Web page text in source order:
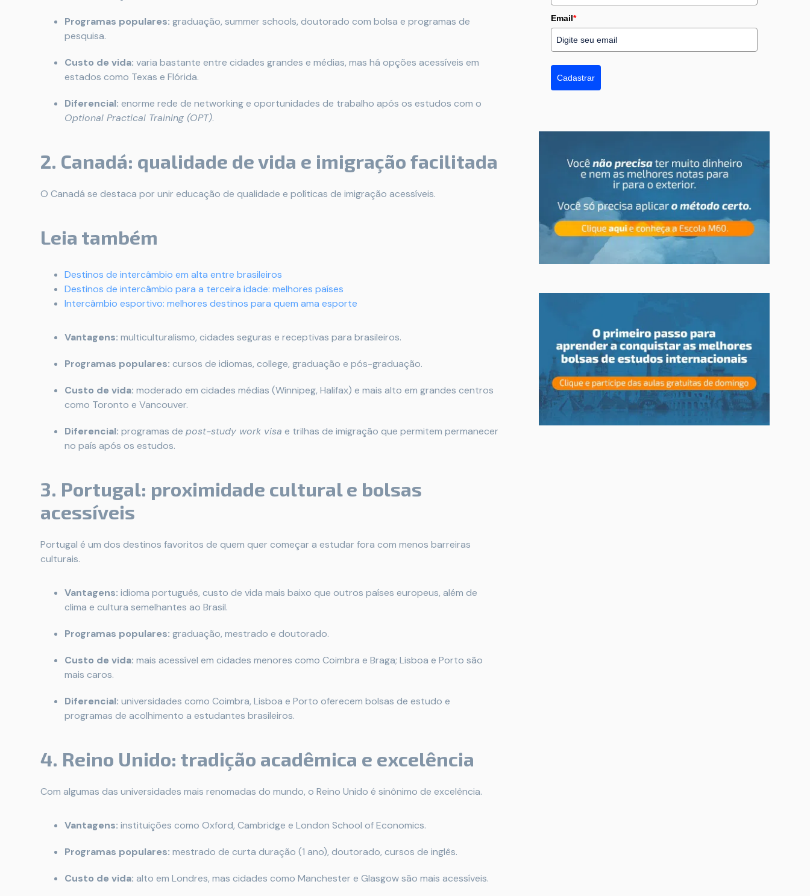
Programas populares: graduação, summer schools, doutorado com bolsa e programas de
pesquisa.
Custo de vida: varia bastante entre cidades grandes e médias, mas há opções acessíveis em
estados como Texas e Flórida.
Diferencial: enorme rede de networking e oportunidades de trabalho após os estudos com o
Optional Practical Training (OPT).
2. Canadá: qualidade de vida e imigração facilitada
O Canadá se destaca por unir educação de qualidade e políticas de imigração acessíveis.
Leia também
Destinos de intercâmbio em alta entre brasileiros
Destinos de intercâmbio para a terceira idade: melhores países
Intercâmbio esportivo: melhores destinos para quem ama esporte
Vantagens: multiculturalismo, cidades seguras e receptivas para brasileiros.
Programas populares: cursos de idiomas, college, graduação e pós-graduação.
Custo de vida: moderado em cidades médias (Winnipeg, Halifax) e mais alto em grandes centros
como Toronto e Vancouver.
Diferencial: programas de post-study work visa e trilhas de imigração que permitem permanecer
no país após os estudos.
3. Portugal: proximidade cultural e bolsas
acessíveis
Portugal é um dos destinos favoritos de quem quer começar a estudar fora com menos barreiras
culturais.
Vantagens: idioma português, custo de vida mais baixo que outros países europeus, além de
clima e cultura semelhantes ao Brasil.
Programas populares: graduação, mestrado e doutorado.
Custo de vida: mais acessível em cidades menores como Coimbra e Braga; Lisboa e Porto são
mais caros.
Diferencial: universidades como Coimbra, Lisboa e Porto oferecem bolsas de estudo e
programas de acolhimento a estudantes brasileiros.
4. Reino Unido: tradição acadêmica e excelência
Com algumas das universidades mais renomadas do mundo, o Reino Unido é sinônimo de excelência.
Vantagens: instituições como Oxford, Cambridge e London School of Economics.
Programas populares: mestrado de curta duração (1 ano), doutorado, cursos de inglês.
Custo de vida: alto em Londres, mas cidades como Manchester e Glasgow são mais acessíveis.
Email*
Cadastrar